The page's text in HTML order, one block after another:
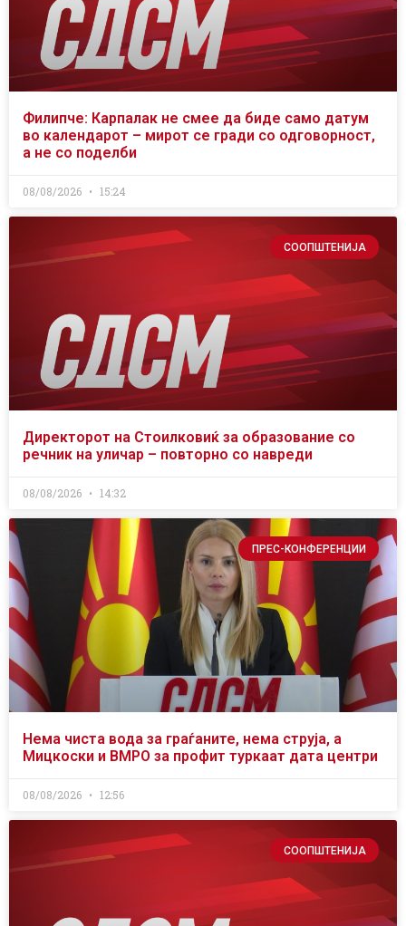
Филипче: Карпалак не смее да биде само датум
во календарот – мирот се гради со одговорност,
а не со поделби
08/08/2026 15:24
СООПШТЕНИЈА
Директорот на Стоилковиќ за образование со
речник на уличар – повторно со навреди
08/08/2026 14:32
ПРЕС-КОНФЕРЕНЦИИ
Нема чиста вода за граѓаните, нема струја, а
Мицкоски и ВМРО за профит туркаат дата центри
08/08/2026 12:56
СООПШТЕНИЈА